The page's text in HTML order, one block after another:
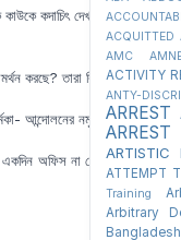
কদাচিৎ দেখা যাচ্ছে,
তারা কি বিএনপি-জামায়াত
আন্দোলনের নমুনা। তারই
অফিস না গেলে বেতন
ACQUITTED
AMC
ACTIVITY
ANTY-
ARREST
ARREST
ARTISTIC
ATTEMPT
Training
Arbitrary
Bangladesh